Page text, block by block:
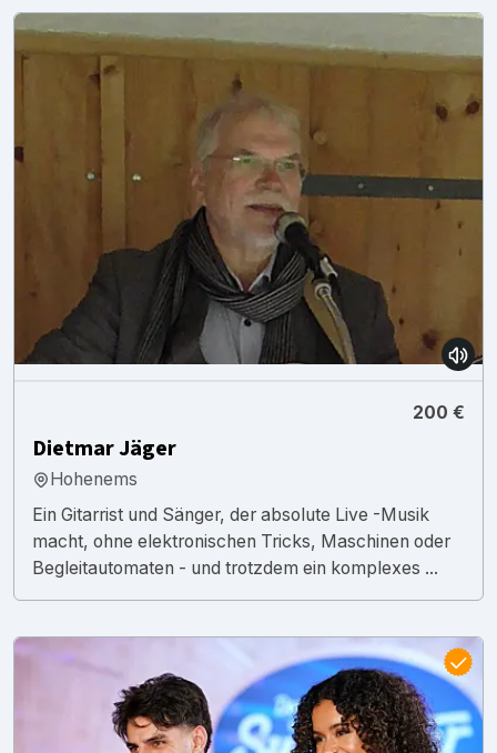
200 €
Dietmar Jäger
Hohenems
Ein Gitarrist und Sänger, der absolute Live -Musik
macht, ohne elektronischen Tricks, Maschinen oder
Begleitautomaten - und trotzdem ein komplexes ...